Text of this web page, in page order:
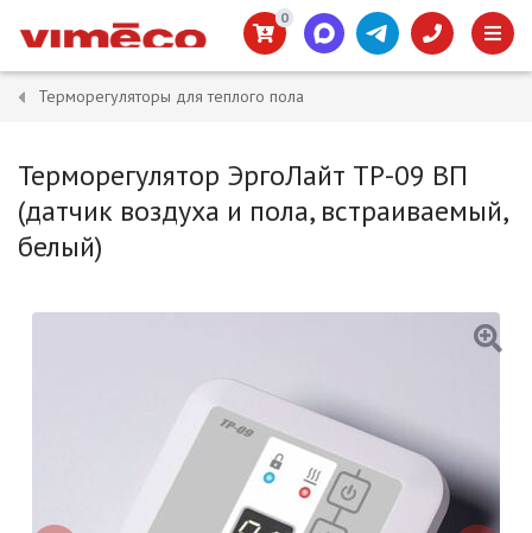
0
Терморегуляторы для теплого пола
Терморегулятор ЭргоЛайт ТР-09 ВП
(датчик воздуха и пола, встраиваемый,
белый)